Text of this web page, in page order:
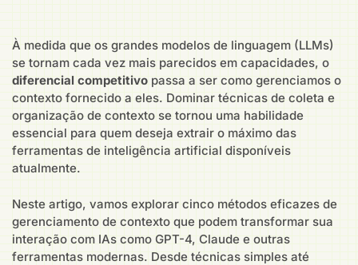
À medida que os grandes modelos de linguagem (LLMs)
se tornam cada vez mais parecidos em capacidades, o
diferencial competitivo passa a ser como gerenciamos o
contexto fornecido a eles. Dominar técnicas de coleta e
organização de contexto se tornou uma habilidade
essencial para quem deseja extrair o máximo das
ferramentas de inteligência artificial disponíveis
atualmente.
Neste artigo, vamos explorar cinco métodos eficazes de
gerenciamento de contexto que podem transformar sua
interação com IAs como GPT-4, Claude e outras
ferramentas modernas. Desde técnicas simples até